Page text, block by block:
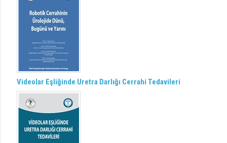
Videolar Eşliğinde Uretra Darlığı Cerrahi Tedavileri